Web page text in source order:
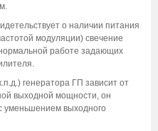
о наличии питания
модуляции) свечение
работе задающих
генератора ГП зависит от
выходной мощности, он
уменьшением выходного